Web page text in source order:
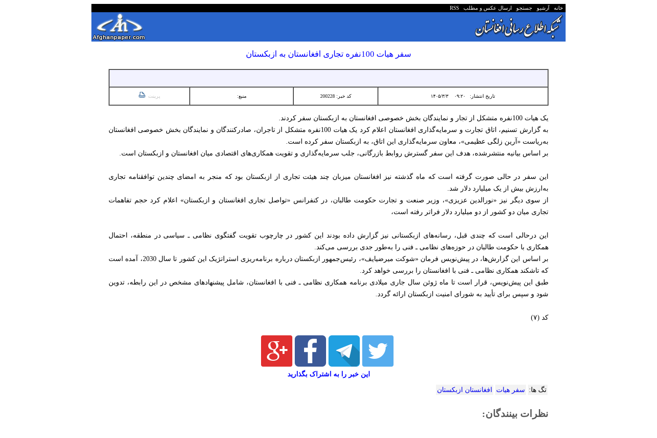
خانه آرشیو جستجو ارسال عکس و مطلب RSS
سفر هیات 100نفره تجاری افغانستان به ازبکستان
تاریخ انتشار: ۰۹:۲۰ ۱۴۰۵/۳/۳ کد خبر: 200228 منبع: پرینت
یک هیات 100نفره متشکل از تجار و نمایندگان بخش خصوصی افغانستان به ازبکستان سفر کردند.
به گزارش تسنیم، اتاق تجارت و سرمایه‌گذاری افغانستان اعلام کرد یک هیات 100نفره متشکل از تاجران، صادرکنندگان و نمایندگان بخش خصوصی افغانستان
به‌ریاست «آرین زلگی عظیمی»، معاون سرمایه‌گذاری این اتاق، به ازبکستان سفر کرده است.
بر اساس بیانیه منتشرشده، هدف این سفر گسترش روابط بازرگانی، جلب سرمایه‌گذاری و تقویت همکاری‌های اقتصادی میان افغانستان و ازبکستان است.
این سفر در حالی صورت گرفته است که ماه گذشته نیز افغانستان میزبان چند هیئت تجاری از ازبکستان بود که منجر به امضای چندین توافقنامه تجاری
به‌ارزش بیش از یک میلیارد دلار شد.
از سوی دیگر نیز «نورالدین عزیزی»، وزیر صنعت و تجارت حکومت طالبان، در کنفرانس «تواصل تجاری افغانستان و ازبکستان» اعلام کرد حجم تفاهمات
تجاری میان دو کشور از دو میلیارد دلار فراتر رفته است،
این درحالی است که چندی قبل، رسانه‌های ازبکستانی نیز گزارش داده بودند این کشور در چارچوب تقویت گفتگوی نظامی ـ سیاسی در منطقه، احتمال
همکاری با حکومت طالبان در حوزه‌های نظامی‌ ـ فنی را به‌طور جدی بررسی می‌کند.
بر اساس این گزارش‌ها، در پیش‌نویس فرمان «شوکت میرضیایف»، رئیس‌جمهور ازبکستان درباره برنامه‌ریزی استراتژیک این کشور تا سال 2030، آمده است
که تاشکند همکاری نظامی‌ ـ ‌فنی با افغانستان را بررسی خواهد کرد.
طبق این پیش‌نویس، قرار است تا ماه ژوئن سال جاری میلادی برنامه همکاری نظامی‌ ـ فنی با افغانستان، شامل پیشنهادهای مشخص در این رابطه، تدوین
شود و سپس برای تأیید به شورای امنیت ازبکستان ارائه گردد.
کد (۷)
این خبر را به اشتراک بگذارید
تگ ها: سفر هیات افغانستان ازبکستان
نظرات بینندگان: